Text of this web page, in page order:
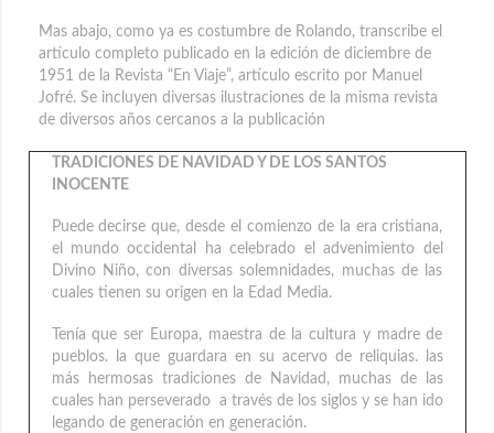
Mas abajo, como ya es costumbre de Rolando, transcribe el
artículo completo publicado en la edición de diciembre de
1951 de la Revista “En Viaje”, artículo escrito por Manuel
Jofré. Se incluyen diversas ilustraciones de la misma revista
de diversos años cercanos a la publicación
TRADICIONES DE NAVIDAD Y DE LOS SANTOS
INOCENTE
Puede decirse que, desde el comienzo de la era cristiana,
el mundo occidental ha celebrado el advenimiento del
Divino Niño, con diversas solemnidades, muchas de las
cuales tienen su origen en la Edad Media.
Tenía que ser Europa, maestra de la cultura y madre de
pueblos. la que guardara en su acervo de reliquias. las
más hermosas tradiciones de Navidad, muchas de las
cuales han perseverado a través de los siglos y se han ido
legando de generación en generación.